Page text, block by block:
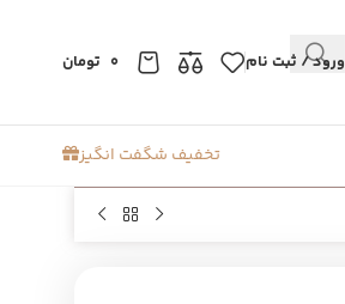
ورود / ثبت نام 0 تومان
تخفیف شگفت انگیز